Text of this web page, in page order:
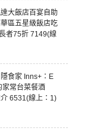
大飯店百宴自助
區五星級飯店吃
者75折 7149(線
食家 Inns+：E
常台菜餐酒
6531(線上：1)